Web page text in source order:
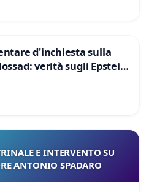
d'inchiesta sulla
verità sugli Epstein
E INTERVENTO SU
ANTONIO SPADARO